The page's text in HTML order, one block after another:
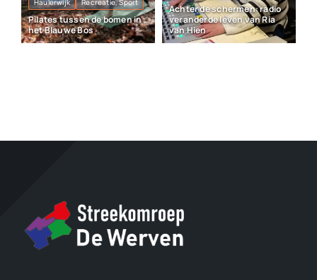
Haulerwijk Recreatie, Sport
Pilates tussen de bomen in
het Blauwe Bos
Achter de schermen: radio
veranderde leven van Ria
van Hien